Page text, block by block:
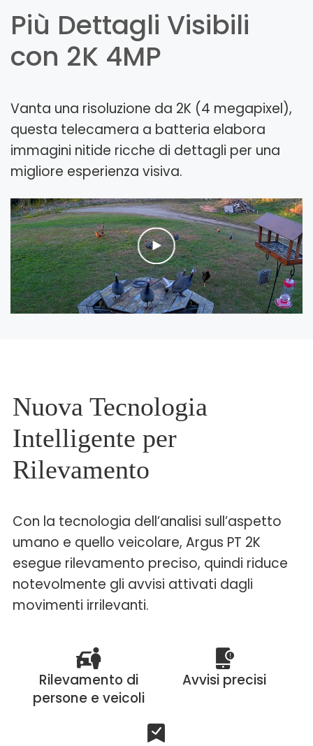
Più Dettagli Visibili
con 2K 4MP
Vanta una risoluzione da 2K (4 megapixel),
questa telecamera a batteria elabora
immagini nitide ricche di dettagli per una
migliore esperienza visiva.
Nuova Tecnologia
Intelligente per
Rilevamento
Con la tecnologia dell’analisi sull’aspetto
umano e quello veicolare, Argus PT 2K
esegue rilevamento preciso, quindi riduce
notevolmente gli avvisi attivati dagli
movimenti irrilevanti.
Rilevamento di
persone e veicoli
Avvisi precisi